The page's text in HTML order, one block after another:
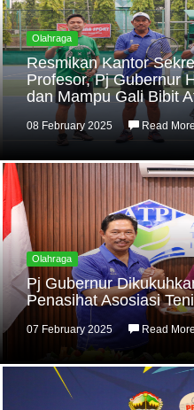
Olahraga
Resmikan Kantor
Profesor, Pj Gubernur
dan Mampu Gali Bibit
08 February 2025 Read
Olahraga
Pj Gubernur
Penasihat Asosiasi
07 February 2025 Read